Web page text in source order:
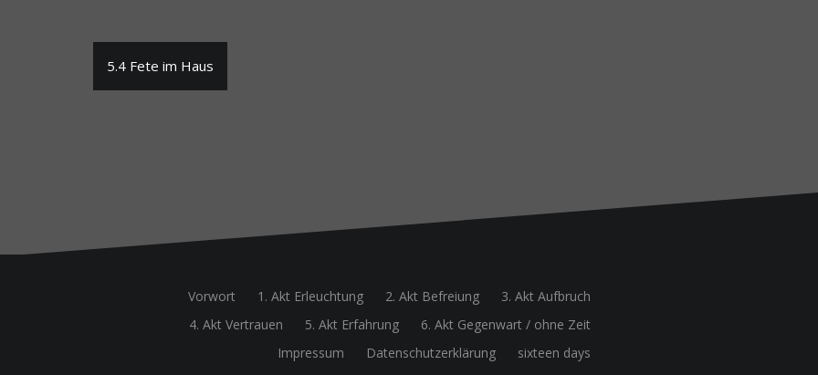
Beitragsnavigation
5.4 Fete im Haus
Vorwort 1. Akt Erleuchtung 2. Akt Befreiung
3. Akt Aufbruch
4. Akt Vertrauen
5. Akt Erfahrung
6. Akt Gegenwart / ohne Zeit
Impressum
Datenschutzerklärung sixteen days